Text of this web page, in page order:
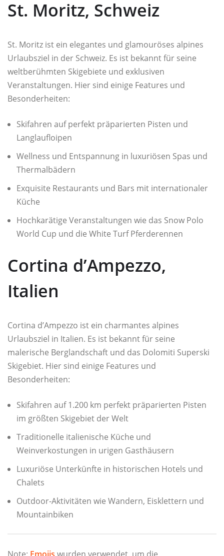
St. Moritz, Schweiz
St. Moritz ist ein elegantes und glamouröses alpines
Urlaubsziel in der Schweiz. Es ist bekannt für seine
weltberühmten Skigebiete und exklusiven
Veranstaltungen. Hier sind einige Features und
Besonderheiten:
Skifahren auf perfekt präparierten Pisten und
Langlaufloipen
Wellness und Entspannung in luxuriösen Spas und
Thermalbädern
Exquisite Restaurants und Bars mit internationaler
Küche
Hochkarätige Veranstaltungen wie das Snow Polo
World Cup und die White Turf Pferderennen
Cortina d’Ampezzo,
Italien
Cortina d’Ampezzo ist ein charmantes alpines
Urlaubsziel in Italien. Es ist bekannt für seine
malerische Berglandschaft und das Dolomiti Superski
Skigebiet. Hier sind einige Features und
Besonderheiten:
Skifahren auf 1.200 km perfekt präparierten Pisten
im größten Skigebiet der Welt
Traditionelle italienische Küche und
Weinverkostungen in urigen Gasthäusern
Luxuriöse Unterkünfte in historischen Hotels und
Chalets
Outdoor-Aktivitäten wie Wandern, Eisklettern und
Mountainbiken